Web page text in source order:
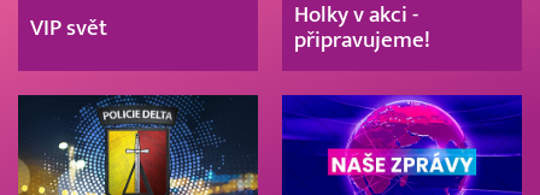
VIP svět
Holky v akci -
připravujeme!